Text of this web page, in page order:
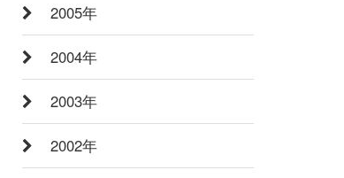
2005年
2004年
2003年
2002年